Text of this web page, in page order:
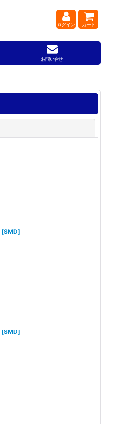
ログイン カート
お問い合せ
[SMD]
[SMD]